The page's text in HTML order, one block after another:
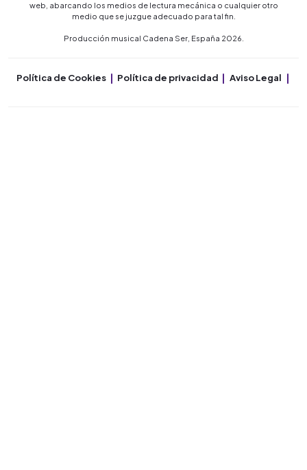
web, abarcando los medios de lectura mecánica o cualquier otro
medio que se juzgue adecuado para tal fin.
Producción musical Cadena Ser, España 2026.
Política de Cookies Política de privacidad Aviso Legal